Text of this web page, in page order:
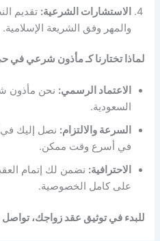
الاستشارات الشرعية: تقديم
والمهر وفق الشريعة الإسلامية.
لماذا تختارنا كـ مأذون شرعي في
الاعتماد الرسمي: نحن مأذون
السعودية.
السرعة والالتزام: نصل إليك
في أسرع وقت ممكن.
الاحترافية: نضمن لك إتمام
على كامل الخصوصية.
للبدء في توثيق عقد زواجك، تواصل معنا